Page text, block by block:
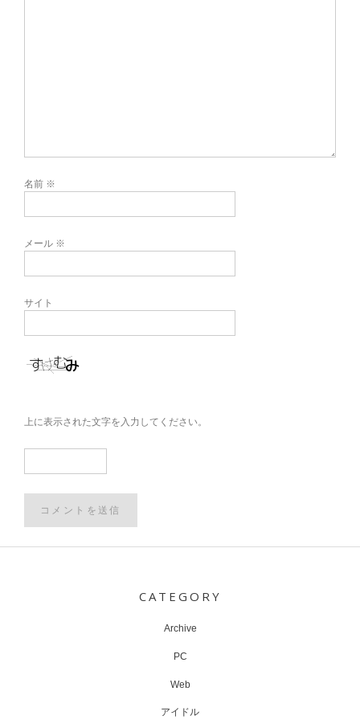
名前 ※
メール ※
サイト
上に表示された文字を入力してください。
CATEGORY
Archive
PC
Web
アイドル